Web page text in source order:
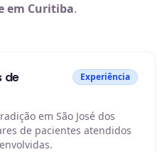
em Curitiba.
de
Experiência
em São José dos
de pacientes atendidos